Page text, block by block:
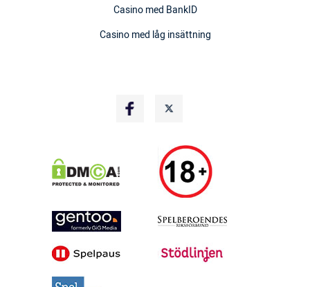
Casino med BankID
Casino med låg insättning